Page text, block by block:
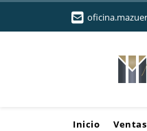
Inicio Ventas